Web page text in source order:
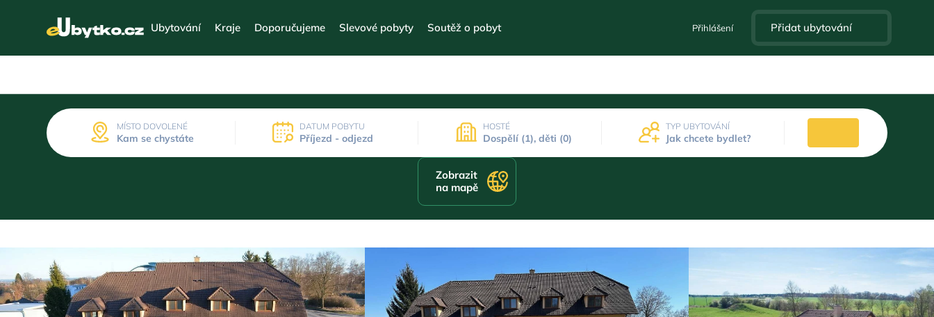
Ubytování Kraje Doporučujeme Slevové pobyty Soutěž o pobyt Přihlášení Přidat ubytování
MÍSTO DOVOLENÉ
Kam se chystáte
DATUM POBYTU
Příjezd - odjezd
HOSTÉ
Dospělí (1), děti (0)
TYP UBYTOVÁNÍ
Jak chcete bydlet?
Zobrazit
na mapě